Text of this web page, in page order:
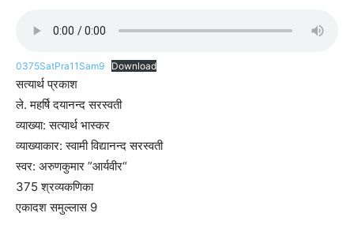
0375SatPra11Sam9 Download
सत्यार्थ प्रकाश
ले. महर्षि दयानन्द सरस्वती
व्याख्या: सत्यार्थ भास्कर
व्याख्याकार: स्वामी विद्यानन्द सरस्वती
स्वर: अरुणकुमार ”आर्यवीर“
375 श्रव्यकणिका
एकादश समुल्लास 9